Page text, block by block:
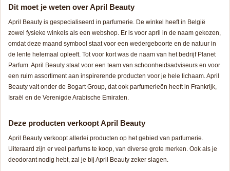
Dit moet je weten over April Beauty
April Beauty is gespecialiseerd in parfumerie. De winkel heeft in België
zowel fysieke winkels als een webshop. Er is voor april in de naam gekozen,
omdat deze maand symbool staat voor een wedergeboorte en de natuur in
de lente helemaal opleeft. Tot voor kort was de naam van het bedrijf Planet
Parfum. April Beauty staat voor een team van schoonheidsadviseurs en voor
een ruim assortiment aan inspirerende producten voor je hele lichaam. April
Beauty valt onder de Bogart Group, dat ook parfumerieën heeft in Frankrijk,
Israël en de Verenigde Arabische Emiraten.
Deze producten verkoopt April Beauty
April Beauty verkoopt allerlei producten op het gebied van parfumerie.
Uiteraard zijn er veel parfums te koop, van diverse grote merken. Ook als je
deodorant nodig hebt, zal je bij April Beauty zeker slagen.